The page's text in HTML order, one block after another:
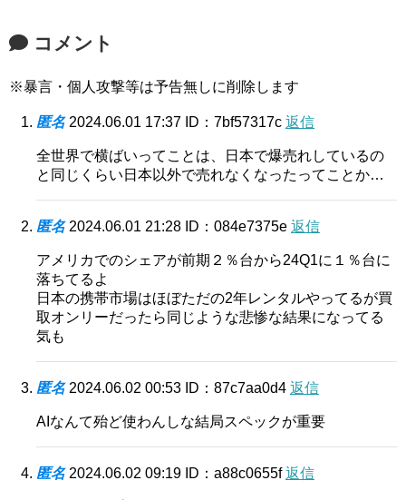
コメント
※暴言・個人攻撃等は予告無しに削除します
匿名 2024.06.01 17:37 ID：7bf57317c 返信
全世界で横ばいってことは、日本で爆売れしているの
と同じくらい日本以外で売れなくなったってことか…
匿名 2024.06.01 21:28 ID：084e7375e 返信
アメリカでのシェアが前期２％台から24Q1に１％台に
落ちてるよ
日本の携帯市場はほぼただの2年レンタルやってるが買
取オンリーだったら同じような悲惨な結果になってる
気も
匿名 2024.06.02 00:53 ID：87c7aa0d4 返信
AIなんて殆ど使わんしな結局スペックが重要
匿名 2024.06.02 09:19 ID：a88c0655f返信